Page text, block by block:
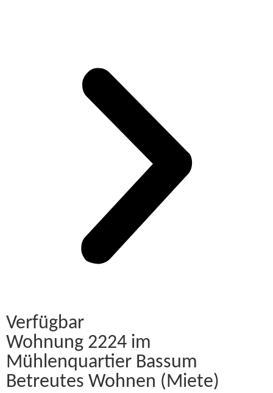
Verfügbar
Wohnung 2224 im
Mühlenquartier Bassum
Betreutes Wohnen (Miete)